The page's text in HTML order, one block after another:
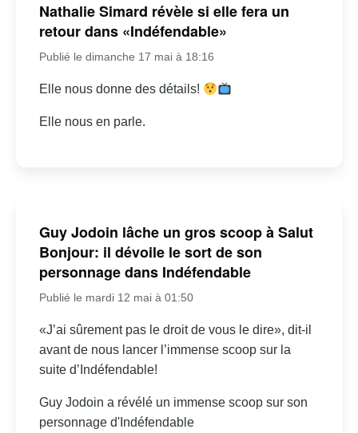
Nathalie Simard révèle si elle fera un
retour dans «Indéfendable»
Publié le dimanche 17 mai à 18:16
Elle nous donne des détails!
Elle nous en parle.
Guy Jodoin lâche un gros scoop à Salut
Bonjour: il dévoile le sort de son
personnage dans Indéfendable
Publié le mardi 12 mai à 01:50
«J’ai sûrement pas le droit de vous le dire», dit-il
avant de nous lancer l’immense scoop sur la
suite d’Indéfendable!
Guy Jodoin a révélé un immense scoop sur son
personnage d'Indéfendable